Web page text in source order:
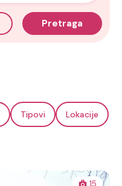
Pretraga
Tipovi Lokacije
15